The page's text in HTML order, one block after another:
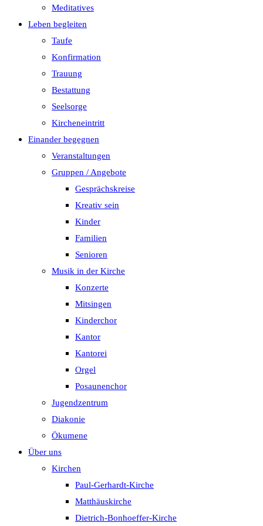
Meditatives
Leben begleiten
Taufe
Konfirmation
Trauung
Bestattung
Seelsorge
Kircheneintritt
Einander begegnen
Veranstaltungen
Gruppen / Angebote
Gesprächskreise
Kreativ sein
Kinder
Familien
Senioren
Musik in der Kirche
Konzerte
Mitsingen
Kinderchor
Kantor
Kantorei
Orgel
Posaunenchor
Jugendzentrum
Diakonie
Ökumene
Über uns
Kirchen
Paul-Gerhardt-Kirche
Matthäuskirche
Dietrich-Bonhoeffer-Kirche